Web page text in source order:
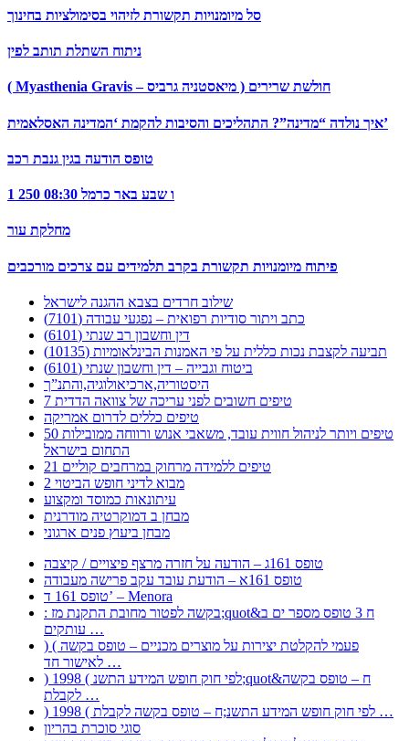
סל מיומנויות תקשורת לזיהוי בסימולציות בחינוך
ניתוח השתלת תותב לפין
( Myasthenia Gravis – מיאסטניה גרביס ) חולשת שרירים
איך נולדה “מדינה”? התהליכים והסיבות להקמת ‘המדינה האסלאמית’
טופס הודעה בגין גנבת רכב
1 250 ו שבע באר כרמל 08:30
מחלקת עור
פיתוח מיומנויות תקשורת בקרב תלמידים עם צרכים מורכבים
שילוב חרדים בצבא ההגנה לישראל
כתב ויתור סודיות רפואית – נפגעי עבודה (7101)
דין וחשבון רב שנתי (6101)
תביעה לקצבת נכות כללית על פי האמנות הבינלאומיות (10135)
ביטוח וגבייה – דין וחשבון שנתי (6101)
היסטוריה,ארכיאולוגיה,והתנ”ך
7 טיפים חשובים לפני עריכה של צוואה הדדית
טיפים כללים לדרום אמריקה
50 טיפים ויותר לניהול חווית עובד, משאבי אנוש ורווחה ממובילות
התחום בישראל
21 טיפים ללמידה מרחוק במרחבים קוליים
מבוא לדיני חופש הביטוי 2
עיתונאות כמוסד ומקצוע
מבחן ב דמוקרטיה מודרנית
מבחן ביעוץ פנים ארגוני
טופס 161ג – הודעה על חזרה מרצף פיצויים / קיצבה
טופס 161א – הודעת עובד עקב פרישה מעבודה
טופס 161 ד’ – Menora
: בקשה לפטור מחובת התקנת מז;quot&ח 3 טופס מספר ים ב
עותקים …
) ( פעמי להקלטת יצירות על מוצרים מכניים – טופס בקשה
לאישור חד …
) 1998 ( לפי חוק חופש המידע התשנ;quot&ח – טופס בקשה
לקבלת …
) 1998 ( לפי חוק חופש המידע התשנ;ח – טופס בקשה לקבלת …
סוגי סוכרת בהריון